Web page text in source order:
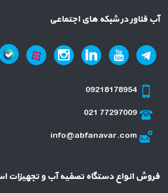
آب فناور در شبکه های اجتماعی
09218178954
021 77297009
info@abfanavar.com
فروش انواع دستگاه تصفیه آب و تجهیزات